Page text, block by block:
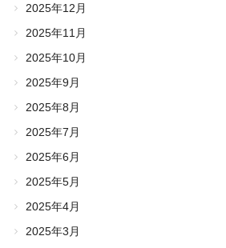
2025年12月
2025年11月
2025年10月
2025年9月
2025年8月
2025年7月
2025年6月
2025年5月
2025年4月
2025年3月